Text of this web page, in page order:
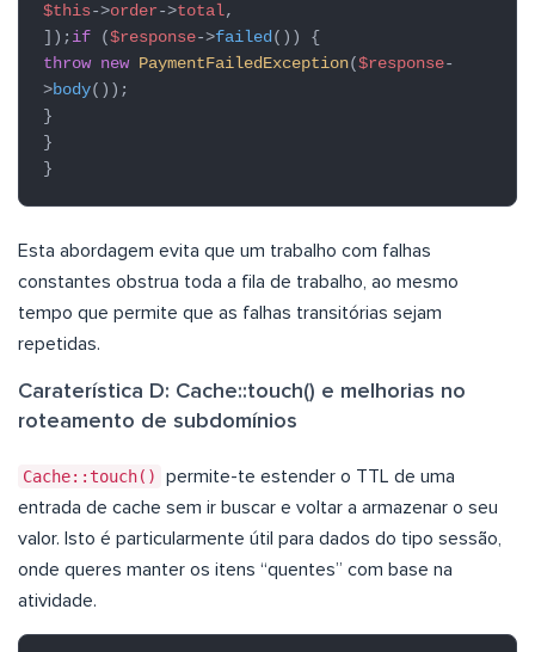
$this->order->total,
]); if ($response->failed()) {
throw new PaymentFailedException($response-
>body());
}
}
}
Esta abordagem evita que um trabalho com falhas
constantes obstrua toda a fila de trabalho, ao mesmo
tempo que permite que as falhas transitórias sejam
repetidas.
Caraterística D: Cache::touch() e melhorias no
roteamento de subdomínios
Cache::touch()
permite-te estender o TTL de uma
entrada de cache sem ir buscar e voltar a armazenar o seu
valor. Isto é particularmente útil para dados do tipo sessão,
onde queres manter os itens “quentes” com base na
atividade.